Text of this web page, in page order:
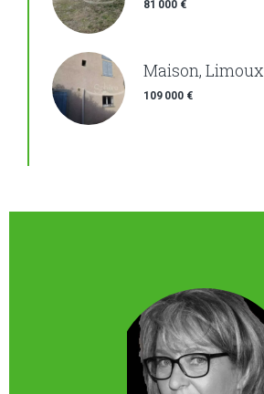
81 000 €
Maison, Limoux
109 000 €